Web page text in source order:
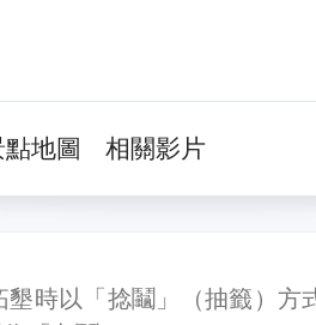
地圖 相關影片
墾時以「捻鬮」（抽籤）方